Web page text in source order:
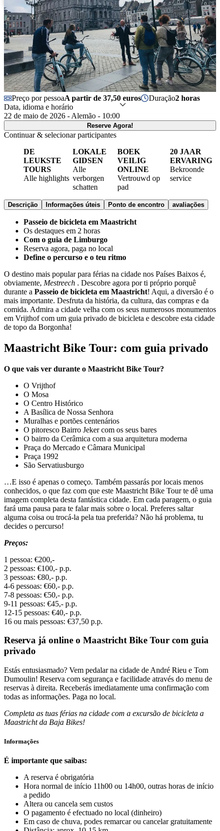
Preço por pessoaA partir de 37,50 euros Duração2 horas
Data, idioma e horário
22 de maio de 2026 - Alemão - 10:00
Reserve Agora!
Continuar & selecionar participantes
DE
LEUKSTE
TOURS
Alle highlights
LOKALE
GIDSEN
Alle
verborgen
schatten
BOEK
VEILIG
ONLINE
Vertrouwd op
pad
20 JAAR
ERVARING
Bekroonde
service
Descrição Informações úteis Ponto de encontro avaliações
Passeio de bicicleta em Maastricht
Os destaques em 2 horas
Com o guia de Limburgo
Reserva agora, paga no local
Define o percurso e o teu ritmo
O destino mais popular para férias na cidade nos Países Baixos é,
obviamente, Mestreech . Descobre agora por ti próprio porquê
durante a Passeio de bicicleta em Maastricht! Aqui, a diversão é o
mais importante. Desfruta da história, da cultura, das compras e da
comida. Admira a cidade velha com os seus numerosos monumentos
em Vrijthof com um guia privado de bicicleta e descobre esta cidade
de topo da Borgonha!
Maastricht Bike Tour: com guia privado
O que vais ver durante o Maastricht Bike Tour?
O Vrijthof
O Mosa
O Centro Histórico
A Basílica de Nossa Senhora
Muralhas e portões centenários
O pitoresco Bairro Jeker com os seus bares
O bairro da Cerâmica com a sua arquitetura moderna
Praça do Mercado e Câmara Municipal
Praça 1992
São Servatiusburgo
…E isso é apenas o começo. Também passarás por locais menos
conhecidos, o que faz com que este Maastricht Bike Tour te dê uma
imagem completa desta fantástica cidade. Em cada paragem, o guia
fará uma pausa para te falar mais sobre o local. Preferes saltar
alguma coisa ou trocá-la pela tua preferida? Não há problema, tu
decides o percurso!
Preços:
1 pessoa: €200,-
2 pessoas: €100,- p.p.
3 pessoas: €80,- p.p.
4-6 pessoas: €60,- p.p.
7-8 pessoas: €50,- p.p.
9-11 pessoas: €45,- p.p.
12-15 pessoas: €40,- p.p.
16 ou mais pessoas: €37,50 p.p.
Reserva já online o Maastricht Bike Tour com guia
privado
Estás entusiasmado? Vem pedalar na cidade de André Rieu e Tom
Dumoulin! Reserva com segurança e facilidade através do menu de
reservas à direita. Receberás imediatamente uma confirmação com
todas as informações. Paga no local.
Completa as tuas férias na cidade com a excursão de bicicleta a
Maastricht da Baja Bikes!
Informações
É importante que saibas:
A reserva é obrigatória
Hora normal de início 11h00 ou 14h00, outras horas de início
a pedido
Altera ou cancela sem custos
O pagamento é efectuado no local (dinheiro)
Em caso de chuva, podes remarcar ou cancelar gratuitamente